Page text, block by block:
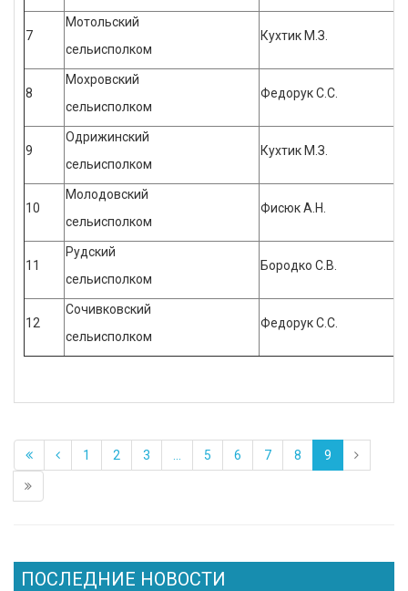
7
Мотольский
сельисполком
Кухтик М.З.
8
Мохровский
сельисполком
Федорук С.С.
9
Одрижинский
сельисполком
Кухтик М.З.
10
Молодовский
сельисполком
Фисюк А.Н.
11
Рудский
сельисполком
Бородко С.В.
12
Сочивковский
сельисполком
Федорук С.С.
1 2 3 5 6 7 8 9
ПОСЛЕДНИЕ НОВОСТИ